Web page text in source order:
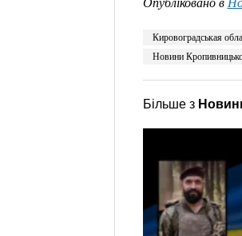
Опубліковано в
Кировоградськая
Новини
Більше з